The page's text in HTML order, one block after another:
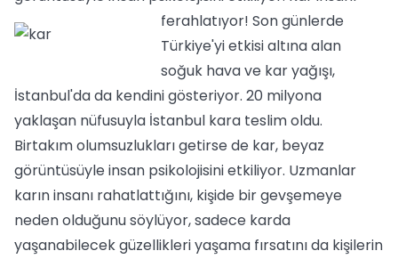
ferahlatıyor! Son günlerde
Türkiye'yi etkisi altına alan
soğuk hava ve kar yağışı,
İstanbul'da da kendini gösteriyor. 20 milyona
yaklaşan nüfusuyla İstanbul kara teslim oldu.
Birtakım olumsuzlukları getirse de kar, beyaz
görüntüsüyle insan psikolojisini etkiliyor. Uzmanlar
karın insanı rahatlattığını, kişide bir gevşemeye
neden olduğunu söylüyor, sadece karda
yaşanabilecek güzellikleri yaşama fırsatını da kişilerin